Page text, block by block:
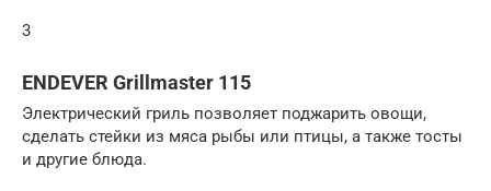
3
ENDEVER Grillmaster 115
Электрический гриль позволяет поджарить овощи,
сделать стейки из мяса рыбы или птицы, а также тосты
и другие блюда.